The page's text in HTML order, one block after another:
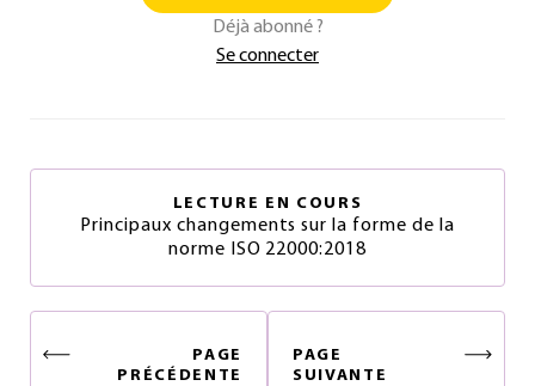
Déjà abonné ?
Se connecter
LECTURE EN COURS
Principaux changements sur la forme de la
norme ISO 22000:2018
PAGE
PRÉCÉDENTE
PAGE
SUIVANTE